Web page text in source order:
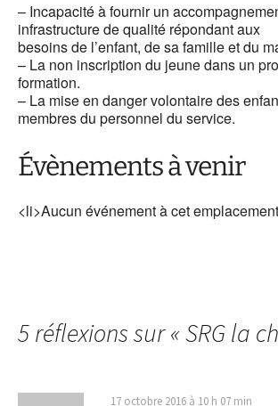
– Incapacité à fournir un
infrastructure de qualité répondant aux
besoins de l’enfant, de sa famille et du
– La non inscription du jeune dans un
formation.
– La mise en danger volontaire des
membres du personnel du service.
Évènements à venir
<li>Aucun événement à cet
5 réflexions sur «SRG la
17 octobre 2016 à 10 h 07 min